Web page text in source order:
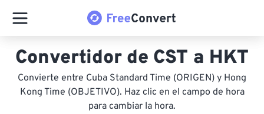
Convertidor de CST a HKT
Convierte entre Cuba Standard Time (ORIGEN) y Hong
Kong Time (OBJETIVO). Haz clic en el campo de hora
para cambiar la hora.